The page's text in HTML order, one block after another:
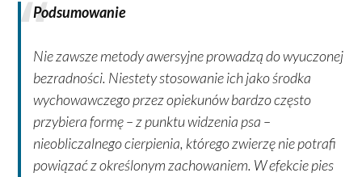
Podsumowanie
Nie zawsze metody awersyjne prowadzą do wyuczonej
bezradności. Niestety stosowanie ich jako środka
wychowawczego przez opiekunów bardzo często
przybiera formę – z punktu widzenia psa –
nieobliczalnego cierpienia, którego zwierzę nie potrafi
powiązać z określonym zachowaniem. W efekcie pies